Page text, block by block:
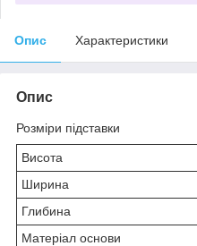
Опис Характеристики
Опис
Розміри підставки
Висота
Ширина
Глибина
Матеріал основи